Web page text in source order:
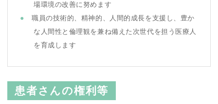
場環境の改善に努めます
職員の技術的、精神的、人間的成長を支援し、豊か
な人間性と倫理観を兼ね備えた次世代を担う医療人
を育成します
患者さんの権利等